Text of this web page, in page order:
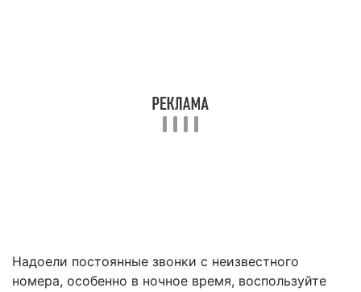
Надоели постоянные звонки с неизвестного
номера, особенно в ночное время, воспользуйте